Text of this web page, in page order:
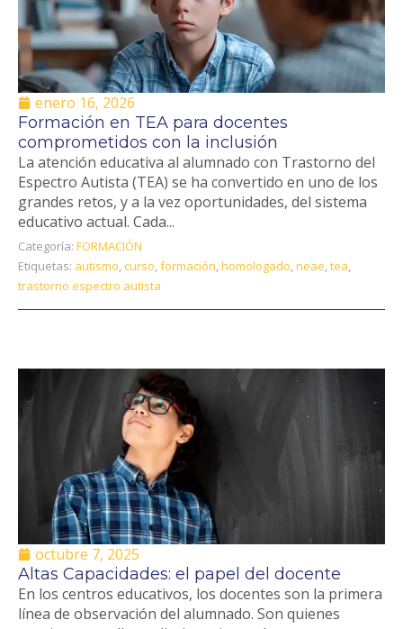
enero 16, 2026
Formación en TEA para docentes
comprometidos con la inclusión
La atención educativa al alumnado con Trastorno del
Espectro Autista (TEA) se ha convertido en uno de los
grandes retos, y a la vez oportunidades, del sistema
educativo actual. Cada...
Categoría: FORMACIÓN
Etiquetas: autismo,curso,formación,homologado,neae,tea,
trastorno espectro autista
octubre 7, 2025
Altas Capacidades: el papel del docente
En los centros educativos, los docentes son la primera
línea de observación del alumnado. Son quienes